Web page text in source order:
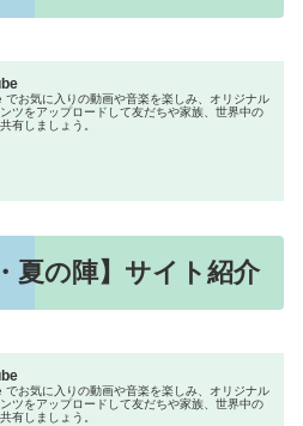
でお気に入りの動画や音楽を楽しみ、オリジナル
ツをアップロードして友だちや家族、世界中の
有しましょう。
夏の陣】サイト紹介
でお気に入りの動画や音楽を楽しみ、オリジナル
ツをアップロードして友だちや家族、世界中の
有しましょう。